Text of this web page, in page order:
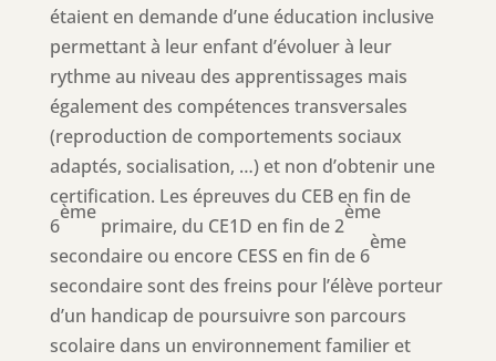
étaient en demande d’une éducation inclusive
permettant à leur enfant d’évoluer à leur
rythme au niveau des apprentissages mais
également des compétences transversales
(reproduction de comportements sociaux
adaptés, socialisation, …) et non d’obtenir une
certification. Les épreuves du CEB en fin de
6
ème
primaire, du CE1D en fin de 2
ème
secondaire ou encore CESS en fin de 6
ème
secondaire sont des freins pour l’élève porteur
d’un handicap de poursuivre son parcours
scolaire dans un environnement familier et